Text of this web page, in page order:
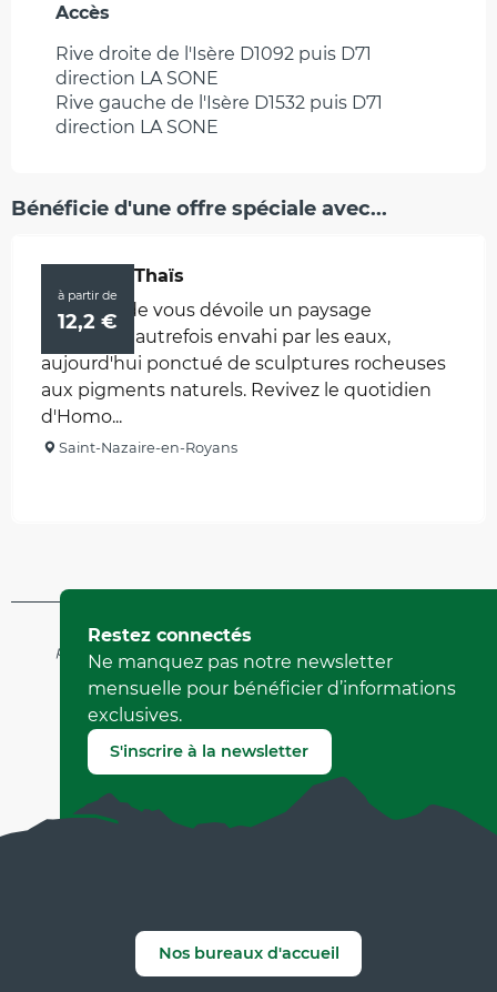
Accès
Accès
Rive droite de l'Isère D1092 puis D71
direction LA SONE
Rive gauche de l'Isère D1532 puis D71
direction LA SONE
Bénéficie d'une offre spéciale avec...
à partir de
12,2 €
Grotte de Thaïs
Notre guide vous dévoile un paysage
souterrain autrefois envahi par les eaux,
aujourd'hui ponctué de sculptures rocheuses
aux pigments naturels. Revivez le quotidien
d'Homo...
Saint-Nazaire-en-Royans
Mis à jour le 15 juillet 2026 à 08:58
par Office de Tourisme de Saint-Marcellin Vercors Isère
(Identifiant de l'offre : 135108)
Signaler une erreur
Restez connectés
Ne manquez pas notre newsletter
mensuelle pour bénéficier d’informations
exclusives.
S'inscrire à la newsletter
Nos bureaux d'accueil